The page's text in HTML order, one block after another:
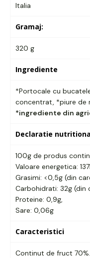
Italia
Gramaj:
320 g
Ingrediente
*Portocale cu
concentrat, *piure de
*ingrediente din
Declaratie
100g de produs
Valoare energetica:
Grasimi: <0,5g (din
Carbohidrati: 32g (din
Proteine: 0,9g,
Sare: 0,06g
Caracteristici
Continut de fruct 70%.